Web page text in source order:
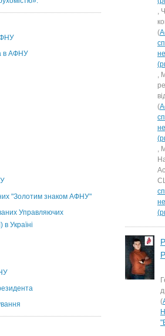
в АФНУ
"Золотим знаком АФНУ"
Управляючих
Україні
,
(
,
(
,
(